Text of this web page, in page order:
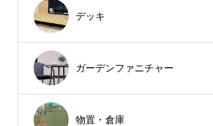
デッキ
ガーデンファニチャー
物置・倉庫